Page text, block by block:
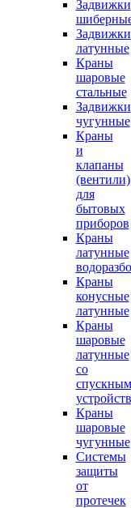
Задвижки
Задвижки
латунные
Краны
шаровые
стальные
Задвижки
чугунные
Краны
и
клапаны
(вентили)
для
бытовых
приборов
Краны
латунные
Краны
конусные
латунные
Краны
шаровые
латунные
со
спускным
Краны
шаровые
чугунные
Системы
защиты
от
протечек